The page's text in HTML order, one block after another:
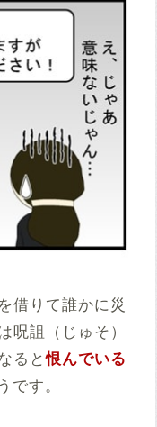
借りて誰かに災
呪詛（じゅそ）
ると恨んでいる
です。